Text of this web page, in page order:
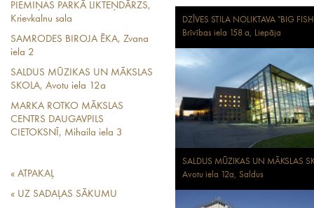
PIEMIŅAS PARKĀ LIKTEŅDĀRZS,
Krievkalnu sala
SAMRODES BIROJA ĒKA, Zvana
iela 2
SALDUS MŪZIKAS UN MĀKSLAS
SKOLA, Avotu iela 12a
MARKA ROTKO MĀKSLAS
CENTRS DAUGAVPILS
CIETOKSNĪ, Mihaila iela 3
« ATPAKAĻ
« UZ SADAĻAS SĀKUMU
DZĪVES STILA NOLIKTAVA "BIG
Brīvības iela 158 a, Liepāja
SALDUS MŪZIKAS UN MĀKSLAS
Avotu iela 12a, Saldus